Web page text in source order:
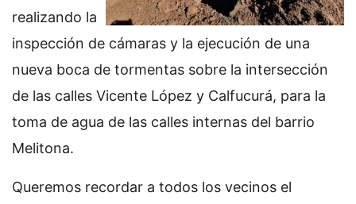
realizando la
inspección de cámaras y la ejecución de una
nueva boca de tormentas sobre la intersección
de las calles Vicente López y Calfucurá, para la
toma de agua de las calles internas del barrio
Melitona.
Queremos recordar a todos los vecinos el